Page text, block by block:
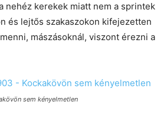
nehéz kerekek miatt nem a sprintek
és lejtős szakaszokon kifejezetten
mászásoknál, viszont érezni a
sem kényelmetlen